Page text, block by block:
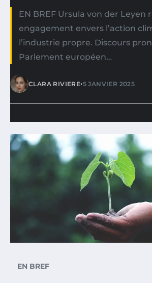
EN BREF Ursula von der Leyen
engagement envers l’action
l’industrie propre. Discours
Parlement européen…
CLARA RIVIERE•5 JANVIER 2025
EN BREF